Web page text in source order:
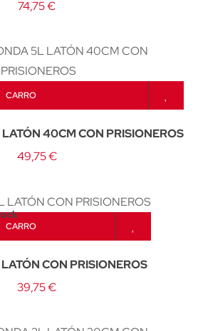
74,75 €
CARRO
40CM CON PRISIONEROS
49,75 €
CARRO
REGLETA 4L LATÓN CON PRISIONEROS
39,75 €